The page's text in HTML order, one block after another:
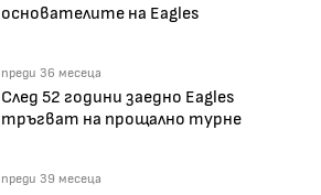
основателите на Eagles
преди 36 месеца
След 52 години заедно Eagles
тръгват на прощално турне
преди 39 месеца